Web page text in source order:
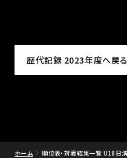
歴代記録 2023年度へ戻る
ホーム 順位表・対戦結果一覧 U18日